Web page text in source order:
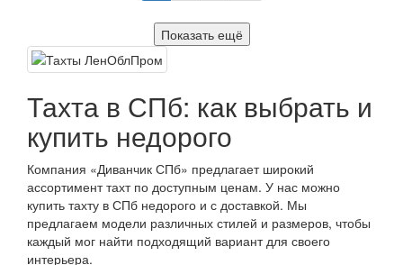
Показать ещё
Тахта в СПб: как выбрать и
купить недорого
Компания «Диванчик СПб» предлагает широкий
ассортимент тахт по доступным ценам. У нас можно
купить тахту в СПб недорого и с доставкой. Мы
предлагаем модели различных стилей и размеров, чтобы
каждый мог найти подходящий вариант для своего
интерьера.